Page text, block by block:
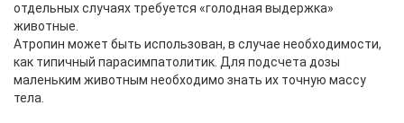
отдельных случаях требуется «голодная выдержка»
животные.
Атропин может быть использован, в случае необходимости,
как типичный парасимпатолитик. Для подсчета дозы
маленьким животным необходимо знать их точную массу
тела.